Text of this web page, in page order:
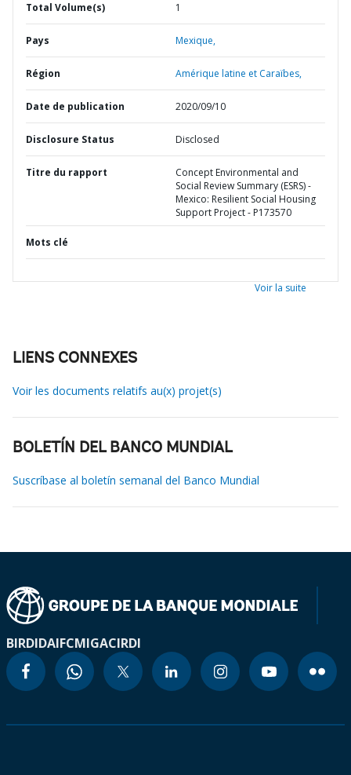
Total Volume(s) 1
Pays Mexique,
Région Amérique latine et Caraïbes,
Date de publication 2020/09/10
Disclosure Status Disclosed
Titre du rapport
Concept Environmental and
Social Review Summary (ESRS) -
Mexico: Resilient Social Housing
Support Project - P173570
Mots clé
Voir la suite
LIENS CONNEXES
Voir les documents relatifs au(x) projet(s)
BOLETÍN DEL BANCO MUNDIAL
Suscríbase al boletín semanal del Banco Mundial
BIRDIDAIFCMIGACIRDI